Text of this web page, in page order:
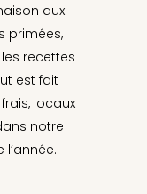
aux
primées,
recettes
est fait
locaux
notre